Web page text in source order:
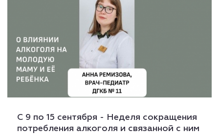
С 9 по 15 сентября - Неделя сокращения
потребления алкоголя и связанной с ним